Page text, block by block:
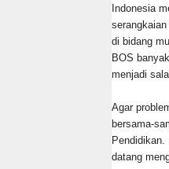
Indonesia
di bidang
BOS
menjadi
Agar
bersama-
datang